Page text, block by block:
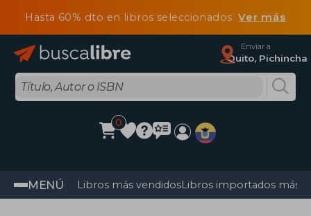
Hasta 60% dto en libros seleccionadosVer más
Enviar a
Quito, Pichincha
0
MENÚ Libros más vendidosLibros importados más